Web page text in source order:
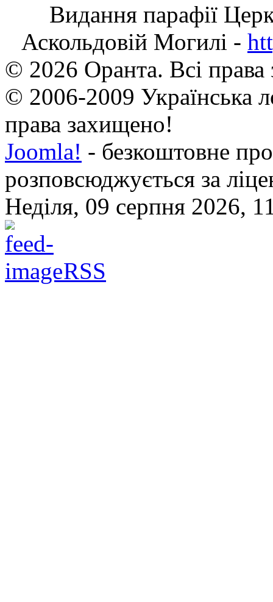
Видання парафії
Аскольдовій Могилі -
© 2026 Оранта. Всі
© 2006-2009 Українська
права захищено!
Joomla! - безкоштовне
розповсюджується за
Неділя, 09 серпня 2026,
RSS